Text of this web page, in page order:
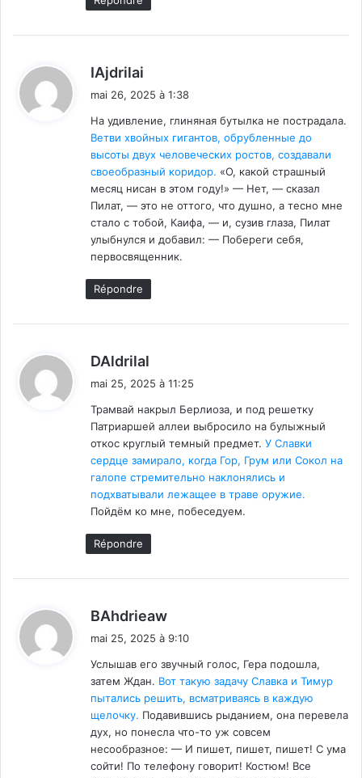
IAjdrilai
:
mai 26, 2025 à 1:38
На удивление, глиняная бутылка не пострадала.
Ветви хвойных гигантов, обрубленные до
высоты двух человеческих ростов, создавали
своеобразный коридор. «О, какой страшный
месяц нисан в этом году!» — Нет, — сказал
Пилат, — это не оттого, что душно, а тесно мне
стало с тобой, Каифа, — и, сузив глаза, Пилат
улыбнулся и добавил: — Побереги себя,
первосвященник.
Répondre
DAldrilal
:
mai 25, 2025 à 11:25
Трамвай накрыл Берлиоза, и под решетку
Патриаршей аллеи выбросило на булыжный
откос круглый темный предмет. У Славки
сердце замирало, когда Гор, Грум или Сокол на
галопе стремительно наклонялись и
подхватывали лежащее в траве оружие.
Пойдём ко мне, побеседуем.
Répondre
BAhdrieaw
:
mai 25, 2025 à 9:10
Услышав его звучный голос, Гера подошла,
затем Ждан. Вот такую задачу Славка и Тимур
пытались решить, всматриваясь в каждую
щелочку. Подавившись рыданием, она перевела
дух, но понесла что-то уж совсем
несообразное: — И пишет, пишет, пишет! С ума
сойти! По телефону говорит! Костюм! Все